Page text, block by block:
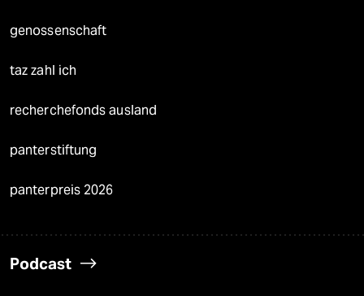
genossenschaft
taz zahl ich
recherchefonds ausland
panterstiftung
panterpreis 2026
Podcast